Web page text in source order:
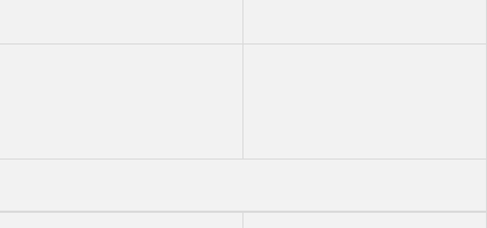
Vitrinskåp 2217 Skåp 522
Skåp 2215
Sideboard 2137 Sideboard Kvintett